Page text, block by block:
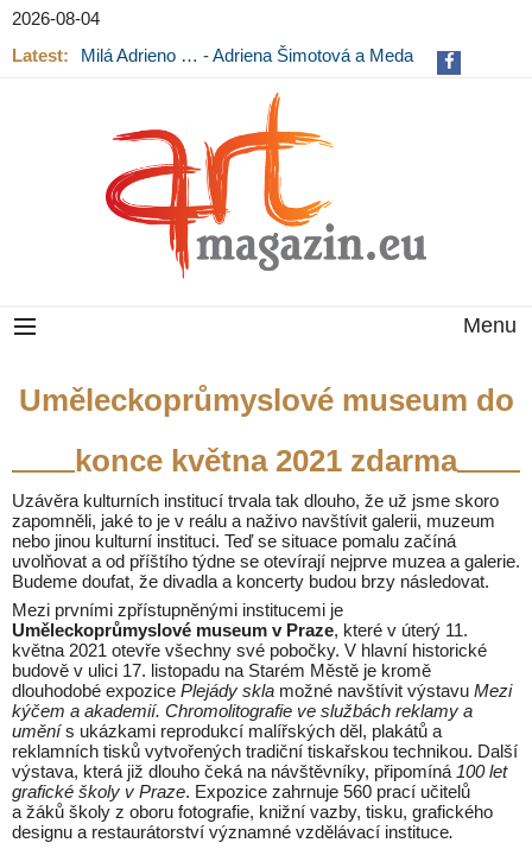
2026-08-04
Latest:
Milá Adrieno … - Adriena Šimotová a Meda
Menu
Uměleckoprůmyslové museum do
konce května 2021 zdarma
Uzávěra kulturních institucí trvala tak dlouho, že už jsme skoro
zapomněli, jaké to je v reálu a naživo navštívit galerii, muzeum
nebo jinou kulturní instituci. Teď se situace pomalu začíná
uvolňovat a od příštího týdne se otevírají nejprve muzea a galerie.
Budeme doufat, že divadla a koncerty budou brzy následovat.
Mezi prvními zpřístupněnými institucemi je
Uměleckoprůmyslové museum v Praze, které v úterý 11.
května 2021 otevře všechny své pobočky. V hlavní historické
budově v ulici 17. listopadu na Starém Městě je kromě
dlouhodobé expozice Plejády skla možné navštívit výstavu Mezi
kýčem a akademií. Chromolitografie ve službách reklamy a
uměnís ukázkami reprodukcí malířských děl, plakátů a
reklamních tisků vytvořených tradiční tiskařskou technikou. Další
výstava, která již dlouho čeká na návštěvníky, připomíná 100 let
grafické školy v Praze. Expozice zahrnuje 560 prací učitelů
a žáků školy z oboru fotografie, knižní vazby, tisku, grafického
designu a restaurátorství významné vzdělávací instituce.